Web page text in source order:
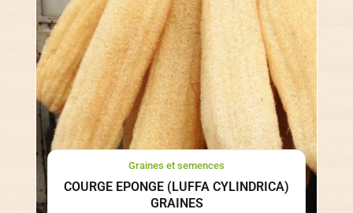
Graines et semences
COURGE EPONGE (LUFFA CYLINDRICA)
GRAINES